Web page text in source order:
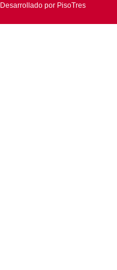
Desarrollado por PisoTres